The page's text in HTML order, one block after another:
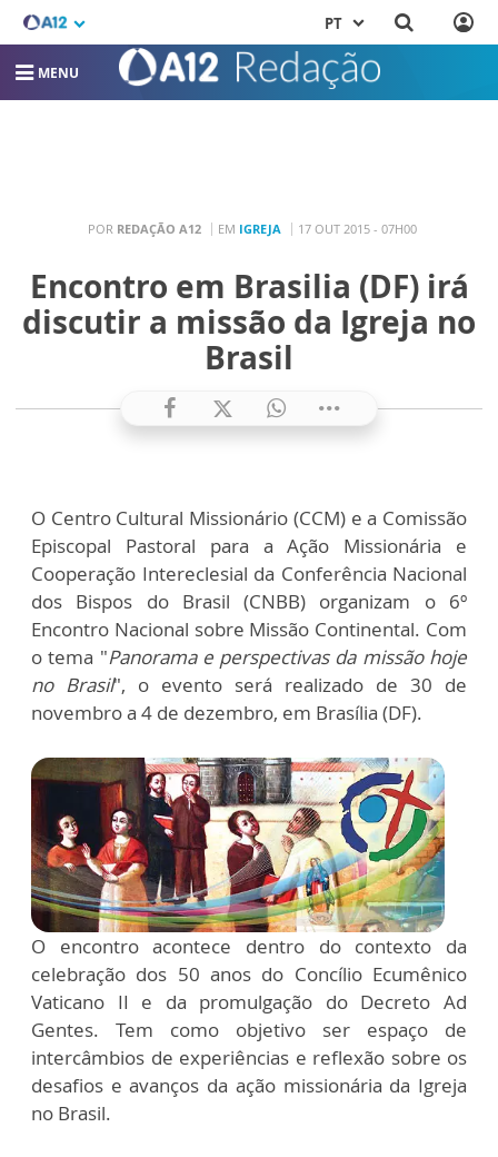
PT
MENU
POR REDAÇÃO A12 EM IGREJA 17 OUT 2015 - 07H00
Encontro em Brasilia (DF) irá
discutir a missão da Igreja no
Brasil
O Centro Cultural Missionário (CCM) e a Comissão
Episcopal Pastoral para a Ação Missionária e
Cooperação Intereclesial da Conferência Nacional
dos Bispos do Brasil (CNBB) organizam o 6º
Encontro Nacional sobre Missão Continental. Com
o tema "Panorama e perspectivas da missão hoje
no Brasil", o evento será realizado de 30 de
novembro a 4 de dezembro, em Brasília (DF).
O encontro acontece dentro do contexto da
celebração dos 50 anos do Concílio Ecumênico
Vaticano II e da promulgação do Decreto Ad
Gentes. Tem como objetivo ser espaço de
intercâmbios de experiências e reflexão sobre os
desafios e avanços da ação missionária da Igreja
no Brasil.